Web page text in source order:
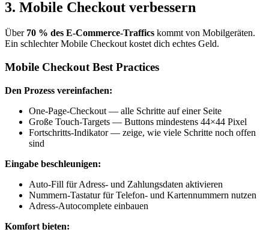
3. Mobile Checkout verbessern
Über 70 % des E-Commerce-Traffics kommt von Mobilgeräten.
Ein schlechter Mobile Checkout kostet dich echtes Geld.
Mobile Checkout Best Practices
Den Prozess vereinfachen:
One-Page-Checkout — alle Schritte auf einer Seite
Große Touch-Targets — Buttons mindestens 44×44 Pixel
Fortschritts-Indikator — zeige, wie viele Schritte noch offen
sind
Eingabe beschleunigen:
Auto-Fill für Adress- und Zahlungsdaten aktivieren
Nummern-Tastatur für Telefon- und Kartennummern nutzen
Adress-Autocomplete einbauen
Komfort bieten: